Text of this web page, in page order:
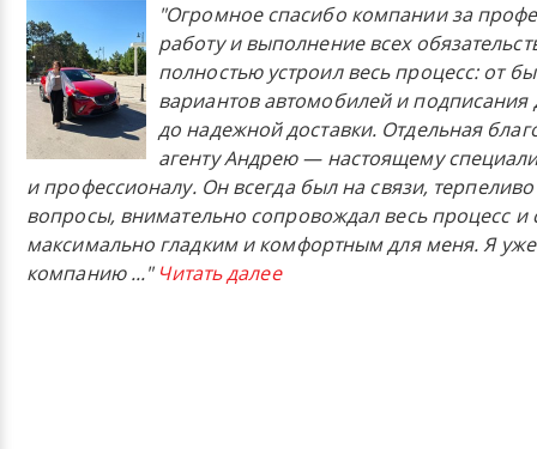
"Огромное спасибо компании за
работу и выполнение всех
полностью устроил весь процесс: от
вариантов автомобилей и подписания
до надежной доставки. Отдельная
агенту Андрею — настоящему
и профессионалу. Он всегда был на связи,
вопросы, внимательно сопровождал весь процесс и
максимально гладким и комфортным для меня. Я
компанию..." Читать далее